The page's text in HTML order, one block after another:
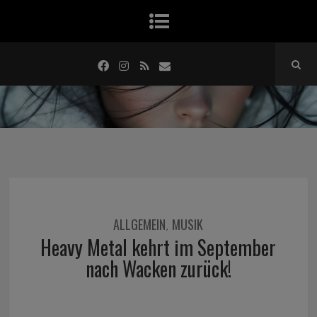
ALLGEMEIN, MUSIK
Heavy Metal kehrt im September
nach Wacken zurück!